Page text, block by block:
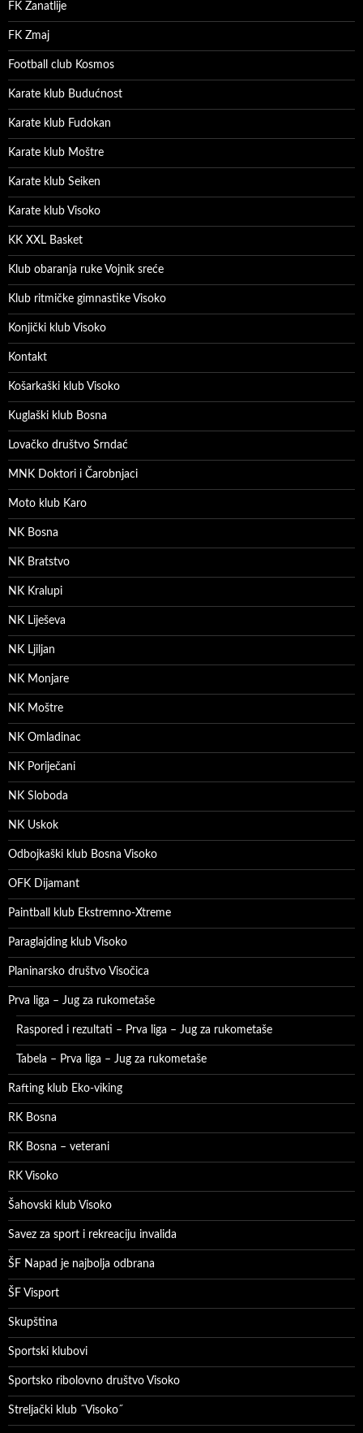
FK Zanatlije
FK Zmaj
Football club Kosmos
Karate klub Budućnost
Karate klub Fudokan
Karate klub Moštre
Karate klub Seiken
Karate klub Visoko
KK XXL Basket
Klub obaranja ruke Vojnik sreće
Klub ritmičke gimnastike Visoko
Konjički klub Visoko
Kontakt
Košarkaški klub Visoko
Kuglaški klub Bosna
Lovačko društvo Srndać
MNK Doktori i Čarobnjaci
Moto klub Karo
NK Bosna
NK Bratstvo
NK Kralupi
NK Liješeva
NK Ljiljan
NK Monjare
NK Moštre
NK Omladinac
NK Poriječani
NK Sloboda
NK Uskok
Odbojkaški klub Bosna Visoko
OFK Dijamant
Paintball klub Ekstremno-Xtreme
Paraglajding klub Visoko
Planinarsko društvo Visočica
Prva liga – Jug za rukometaše
Raspored i rezultati – Prva liga – Jug za rukometaše
Tabela – Prva liga – Jug za rukometaše
Rafting klub Eko-viking
RK Bosna
RK Bosna – veterani
RK Visoko
Šahovski klub Visoko
Savez za sport i rekreaciju invalida
ŠF Napad je najbolja odbrana
ŠF Visport
Skupština
Sportski klubovi
Sportsko ribolovno društvo Visoko
Streljački klub ˝Visoko˝